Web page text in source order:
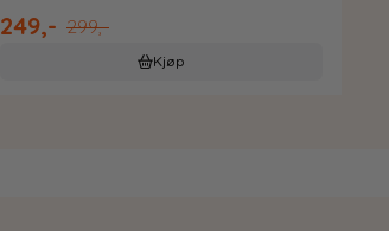
249,- 299,-
Kjøp